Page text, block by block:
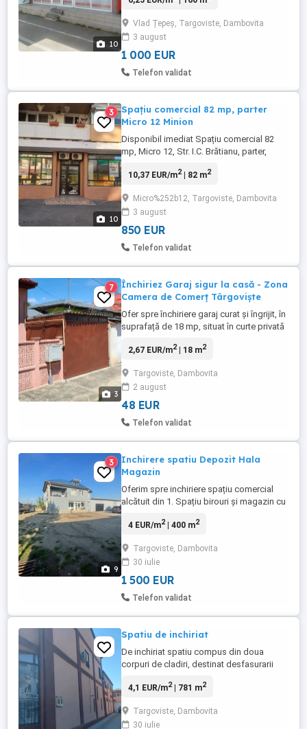
10
drum de statia de taxi,cu front stradal la
Str.Radu de la Afumați,având acces și pe
spate și lateral,fiind ...
Vlad Țepeș, Targoviste, Dambovita
3 august
1 000 EUR
Telefon validat
10
3
Spațiu comercial 82 mp, parter
Micro 12 Minion
Disponibil imediat Spațiu comercial 82
mp, Micro 12, Str. I.C. Brătianu, parter,
Compartimentare: open-space, depozit,
finisat, gata de utilizare Dotări: centrală
termică, calorifere, 2 aer condiționat,
alarmă, tâmplărie PVC de calitate, ...
10,37 EUR/m2| 82 m2
Micro%252b12, Targoviste, Dambovita
3 august
850 EUR
Telefon validat
3
7
Închiriez Garaj sigur la casă - Zona
Camera de Comerț Târgoviște
Ofer spre închiriere garaj curat și îngrijit, în
suprafață de 18 mp, situat în curte privată
din Târgoviște). Avantaje și dotări:
monitorizată video 24 7. Acces: Rampă
betonată, curte curată, poartă solidă.
Destinație: Ideal ...
2,67 EUR/m2| 18 m2
Targoviste, Dambovita
2 august
48 EUR
Telefon validat
9
3
Inchirere spatiu Depozit Hala
Magazin
Oferim spre inchiriere spațiu comercial
alcătuit din 1. Spațiu birouri și magazin cu
inchisă, 3. Curte interioară spațioasă cu
clădire: 100mp, depozit: 300mp ,curte
2000mp: Locație cu acces stradal din
Șoseaua Calea Câmpulung, nr.156, ...
4 EUR/m2| 400 m2
Targoviste, Dambovita
30 iulie
1 500 EUR
Telefon validat
Spatiu de inchiriat
De inchiriat spatiu compus din doua
corpuri de cladiri, destinat desfasurarii
spatiu comercial(showroom) si
productie sau depozitare. Cladirea A este
compusa din spatiu comercial+depozit la
4,1 EUR/m2| 781 m2
Targoviste, Dambovita
30 iulie